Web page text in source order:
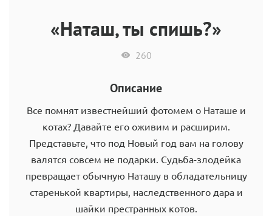
«Наташ, ты спишь?»
260
Описание
Все помнят известнейший фотомем о Наташе и
котах? Давайте его оживим и расширим.
Представьте, что под Новый год вам на голову
валятся совсем не подарки. Судьба-злодейка
превращает обычную Наташу в обладательницу
старенькой квартиры, наследственного дара и
шайки престранных котов.